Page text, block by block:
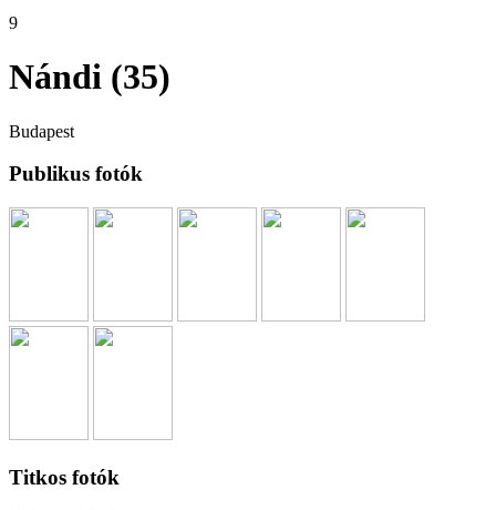
9
Nándi (35)
Budapest
Publikus fotók
Titkos fotók